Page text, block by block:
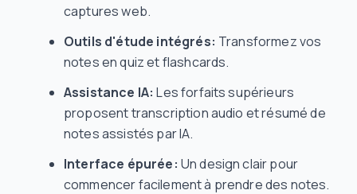
captures web.
Outils d'étude intégrés: Transformez vos
notes en quiz et flashcards.
Assistance IA: Les forfaits supérieurs
proposent transcription audio et résumé de
notes assistés par IA.
Interface épurée: Un design clair pour
commencer facilement à prendre des notes.